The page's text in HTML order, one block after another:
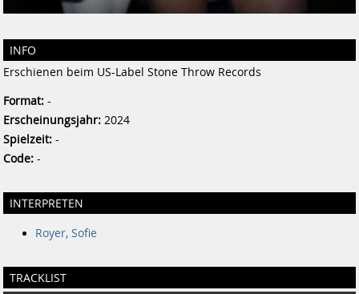
INFO
Erschienen beim US-Label Stone Throw Records
Format: -
Erscheinungsjahr: 2024
Spielzeit: -
Code: -
INTERPRETEN
Royer, Sofie
TRACKLIST